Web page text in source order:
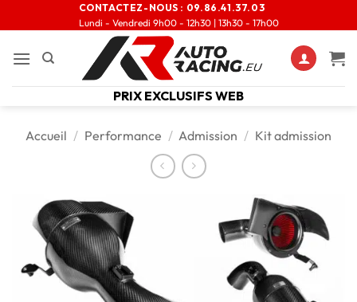
CONTACTEZ-NOUS : 09.86.41.37.03
Lundi - Vendredi 9h00 - 12h30 | 13h30 - 17h00
PRIX EXCLUSIFS WEB
Accueil / Performance / Admission / Kit admission